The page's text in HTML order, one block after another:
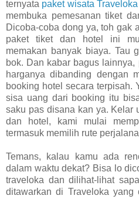
ternyata paket wisata Traveloka
membuka pemesanan tiket
Dicoba-coba dong ya, toh gak
paket tiket dan hotel ini
memakan banyak biaya. Tau
bok. Dan kabar bagus
harganya dibanding dengan
booking hotel secara terpisah.
sisa uang dari booking itu
saku pas disana kan ya. Kelar
dan hotel, kami mulai
termasuk memilih rute
Temans, kalau kamu ada
dalam waktu dekat? Bisa lo
traveloka dan dilihat-lihat
ditawarkan di Traveloka yang